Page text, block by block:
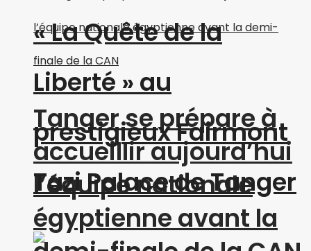
Tanger se prépare à
accueillir aujourd’hui
l’équipe nationale
égyptienne avant la
« La Quête de la
Liberté » au
prestigieux Fairmont
Tazi Palace de Tanger